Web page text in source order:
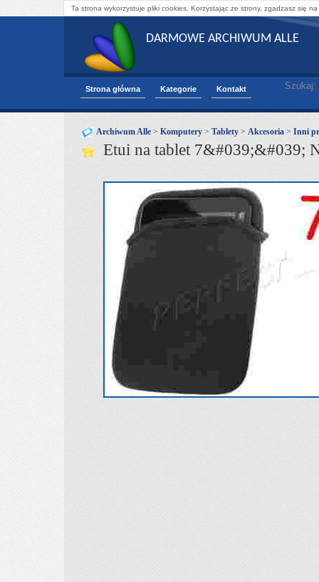
Ta strona wykorzystuje pliki cookies. Korzystając ze strony, zgadzasz się
DARMOWE ARCHIWUM ALLE
Strona główna Kategorie Kontakt Szukaj:
Archiwum Alle > Komputery > Tablety > Akcesoria > Inni
Etui na tablet 7&#039;&#039;